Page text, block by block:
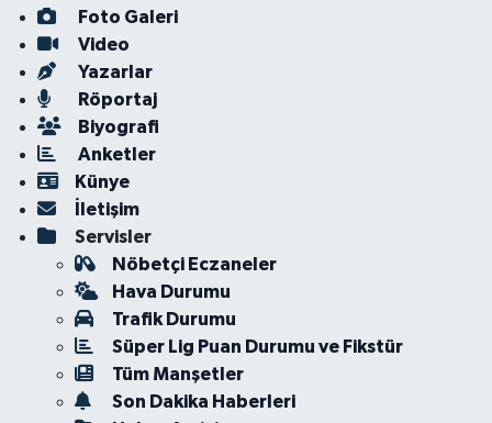
Foto Galeri
Video
Yazarlar
Röportaj
Biyografi
Anketler
Künye
İletişim
Servisler
Nöbetçi Eczaneler
Hava Durumu
Trafik Durumu
Süper Lig Puan Durumu ve Fikstür
Tüm Manşetler
Son Dakika Haberleri